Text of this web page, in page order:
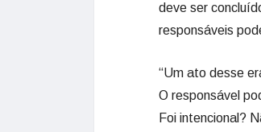
deve ser
responsáveis
“Um ato desse
O responsável
Foi intencional?